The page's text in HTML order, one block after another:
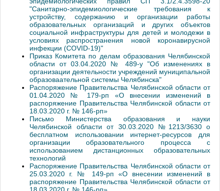
"Санитарно-эпидемиологические требования к
устройству, содержанию и организации работы
образовательных организаций и других объектов
социальной инфраструктуры для детей и молодежи в
условиях распространения новой коронавирусной
инфекции (СОVID-19)"
Приказ Комитета по делам образования Челябинской
области от 03.04.2020 № 489-у "Об изменениях в
организации деятельности учреждений муниципальной
образоваательной системы Челябинска"
Распоряжение Правительства Челябинской области от
01.04.2020 № 179-рп «О внесении изменений в
распоряжение Правительства Челябинской области от
18.03.2020 г. № 146-рп»
Письмо Министерства образования и науки
Челябинской области от 30.03.2020 №1213/3630 о
бесплатном использовании интернет-ресурсов для
организации образовательного процесса с
использованием дистанционных образовательных
технологий
Распоряжение Правительства Челябинской области от
25.03.2020 г. № 149-рп «О внесении изменений в
распоряжение Правительства Челябинской области от